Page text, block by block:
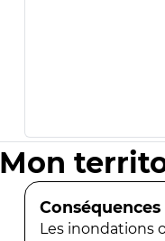
Mon
Les inondations